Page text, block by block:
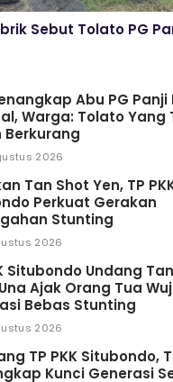
Sebut Tolato PG
Abu PG Panji
Warga: Tolato Yang
Berkurang
2026
Tan Shot Yen, TP
Perkuat Gerakan
Stunting
2026
Situbondo Undang
Ajak Orang Tua
Bebas Stunting
2026
TP PKK Situbondo,
Kunci Generasi